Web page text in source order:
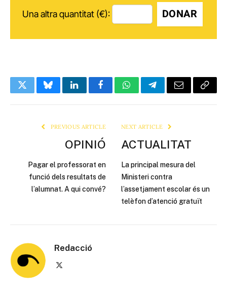
Una altra quantitat (€): DONAR
TwitterBlueskyLinkedInFacebookWhatsAppTelegramEmail Copy
PREVIOUS ARTICLE
OPINIÓ
Pagar el professorat en
funció dels resultats de
l’alumnat. A qui convé?
NEXT ARTICLE
ACTUALITAT
La principal mesura del
Ministeri contra
l’assetjament escolar és un
telèfon d’atenció gratuït
Redacció